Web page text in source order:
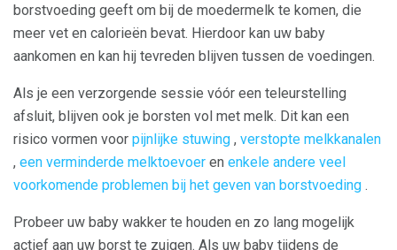
borstvoeding geeft om bij de moedermelk te komen, die
meer vet en calorieën bevat. Hierdoor kan uw baby
aankomen en kan hij tevreden blijven tussen de voedingen.
Als je een verzorgende sessie vóór een teleurstelling
afsluit, blijven ook je borsten vol met melk. Dit kan een
risico vormen voor pijnlijke stuwing , verstopte melkkanalen
, een verminderde melktoevoer en enkele andere veel
voorkomende problemen bij het geven van borstvoeding .
Probeer uw baby wakker te houden en zo lang mogelijk
actief aan uw borst te zuigen. Als uw baby tijdens de